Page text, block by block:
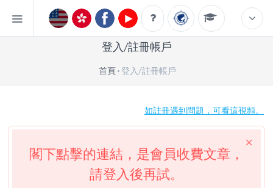
登入/註冊帳戶
首頁 登入/註冊帳戶
如註冊遇到問題，可看這視頻。
閣下點擊的連結，是會員收費文章，
請登入後再試。